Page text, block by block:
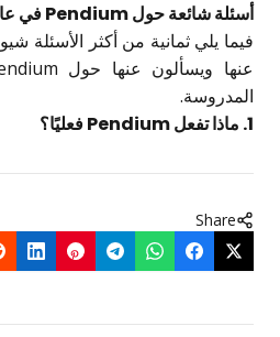
أسئلة شائعة حول Pendium في عام 2026
فيما يلي ثمانية من أكثر الأسئلة
المدروسة.
1. ماذا تفعل Pendium فعليًا؟
Share